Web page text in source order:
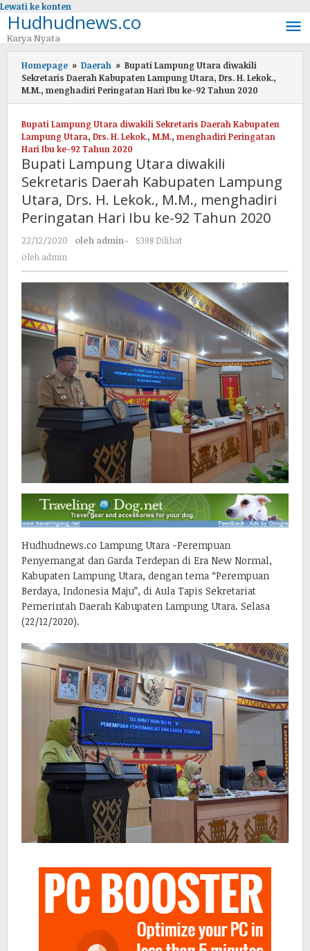
Lewati ke konten
Hudhudnews.co
Karya Nyata
Homepage » Daerah » Bupati Lampung Utara diwakili
Sekretaris Daerah Kabupaten Lampung Utara, Drs. H. Lekok.,
M.M., menghadiri Peringatan Hari Ibu ke-92 Tahun 2020
Bupati Lampung Utara diwakili Sekretaris Daerah Kabupaten
Lampung Utara, Drs. H. Lekok., M.M., menghadiri Peringatan
Hari Ibu ke-92 Tahun 2020
Bupati Lampung Utara diwakili
Sekretaris Daerah Kabupaten Lampung
Utara, Drs. H. Lekok., M.M., menghadiri
Peringatan Hari Ibu ke-92 Tahun 2020
22/12/2020 oleh admin-
5398 Dilihat
oleh admin
Hudhudnews.co Lampung Utara -Perempuan
Penyemangat dan Garda Terdepan di Era New Normal,
Kabupaten Lampung Utara, dengan tema “Perempuan
Berdaya, Indonesia Maju”, di Aula Tapis Sekretariat
Pemerintah Daerah Kabupaten Lampung Utara. Selasa
(22/12/2020).